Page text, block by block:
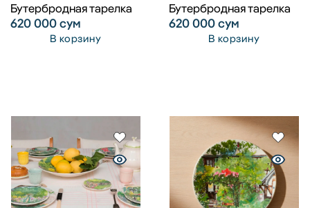
Бутербродная тарелка
620 000сум
В корзину
Бутербродная тарелка
620 000сум
В корзину